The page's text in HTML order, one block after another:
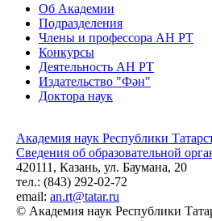
Об Академии
Подразделения
Члены и профессора АН РТ
Конкурсы
Деятельность АН РТ
Издательство "Фән"
Доктора наук
Академия наук Республики
Сведения об образовательной
420111, Казань, ул. Баумана, 20
тел.: (843) 292-02-72
email: an.rt@tatar.ru
© Академия наук Республики